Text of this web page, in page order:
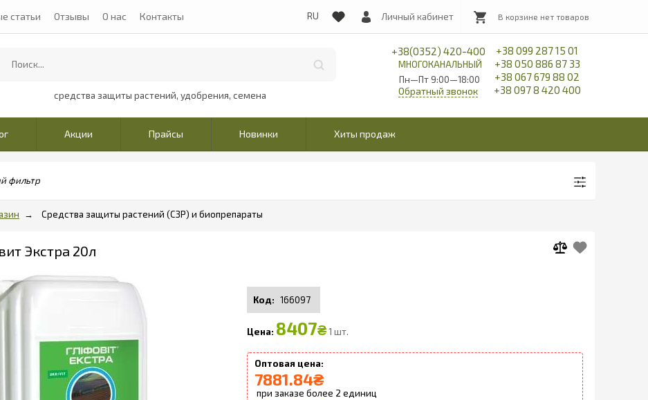
статьи Отзывы О нас Контакты Личный кабинет
средства защиты растений, удобрения, семена
+38(0352) 420-400
МНОГОКАНАЛЬНЫЙ
Пн—Пт 9:00—18:00
+38 099 287 15 01
+38 050 886 87 33
+38 067 679 88 02
+38 097 8 420 400
Обратный звонок
Акции Прайсы Новинки Хиты продаж
фильтр
Средства защиты растений (СЗР) и биопрепараты
Экстра 20л
166097
8407₴ 1 шт.
7881.84₴
2